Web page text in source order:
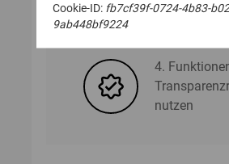
3.
4.
nutzen
Cookie-ID: fb7cf39f-0724-4b83-
9ab448bf9224